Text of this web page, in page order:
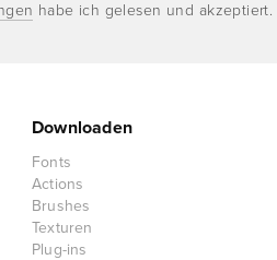
habe ich gelesen und akzeptiert.
Downloaden
Fonts
Actions
Brushes
Texturen
Plug-ins